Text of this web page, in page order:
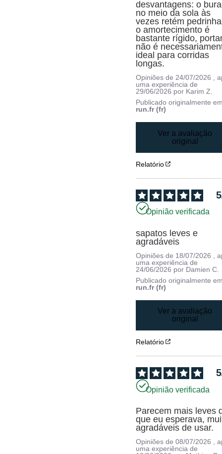
desvantagens: o
no meio da sola às
vezes retém
o amortecimento é
bastante rígido,
não é
ideal para corridas
longas.
Opiniões de24/07/2026 ,
uma experiência de
29/06/2026 por Karim Z.
Publicado originalmente
run.fr (fr)
Ver a avaliação
original
Relatório
5
Opinião verificada
sapatos leves e
agradáveis
Opiniões de 18/07/2026
,
uma experiência de
24/06/2026 por Damien C.
Publicado originalmente
run.fr (fr)
Ver a avaliação
original
Relatório
5
Opinião verificada
Parecem mais leves
que eu esperava,
agradáveis de usar.
Opiniões de08/07/2026
,
uma experiência de